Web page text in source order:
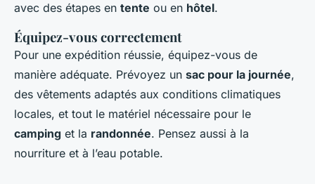
avec des étapes en tente ou en hôtel.
Équipez-vous correctement
Pour une expédition réussie, équipez-vous de
manière adéquate. Prévoyez un sac pour la journée,
des vêtements adaptés aux conditions climatiques
locales, et tout le matériel nécessaire pour le
camping et la randonnée. Pensez aussi à la
nourriture et à l’eau potable.